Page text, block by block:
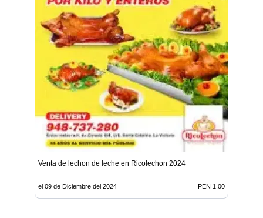
Venta de lechon de leche en Ricolechon 2024
el 09 de Diciembre del 2024 PEN 1.00